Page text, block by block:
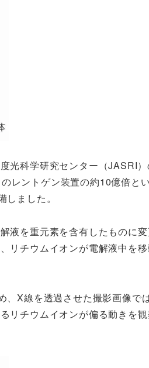
光科学研究センター（JASRI
レントゲン装置の約10億倍と
ました。
液を重元素を含有したものに
リチウムイオンが電解液中を
、X線を透過させた撮影画像で
リチウムイオンが偏る動きを